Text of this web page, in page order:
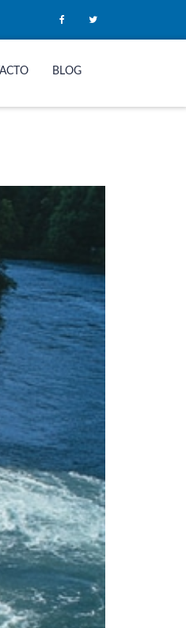
BLOG